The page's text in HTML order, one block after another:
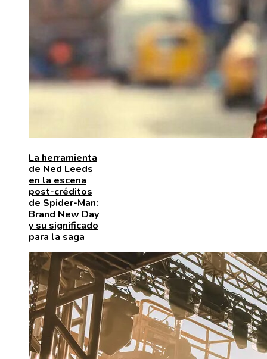
La herramienta
de Ned Leeds
en la escena
post-créditos
de Spider-Man:
Brand New Day
y su significado
para la saga